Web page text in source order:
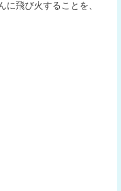
飛び火することを、